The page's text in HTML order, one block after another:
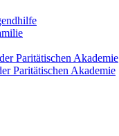
Paritätischen Akademie
Paritätischen Akademie